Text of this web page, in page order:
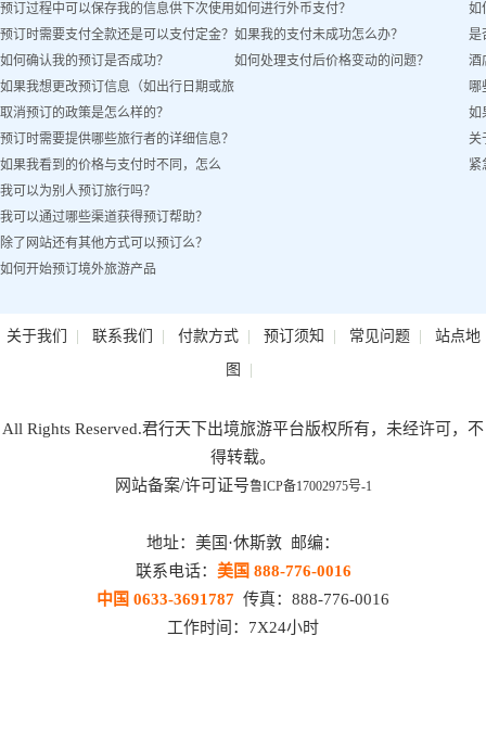
预订过程中可以保存我的信息供下次使用
吗？
预订时需要支付全款还是可以支付定金？
如何确认我的预订是否成功？
如果我想更改预订信息（如出行日期或旅
客姓名）怎么办？
取消预订的政策是怎么样的？
预订时需要提供哪些旅行者的详细信息？
如果我看到的价格与支付时不同，怎么
办？
我可以为别人预订旅行吗？
我可以通过哪些渠道获得预订帮助？
除了网站还有其他方式可以预订么？
如何开始预订境外旅游产品
如何进行外币支付？
如果我的支付未成功怎么办？
如何处理支付后价格变动的问题？
如
是
酒
哪
如
关
紧
关于我们 | 联系我们 | 付款方式| 预订须知 | 常见问题| 站点地
图 |
All Rights Reserved.君行天下出境旅游平台版权所有，未经许可，不
得转载。
网站备案/许可证号鲁ICP备17002975号-1
地址：美国·休斯敦 邮编：
联系电话： 美国 888-776-0016
中国 0633-3691787 传真：888-776-0016
工作时间：7X24小时